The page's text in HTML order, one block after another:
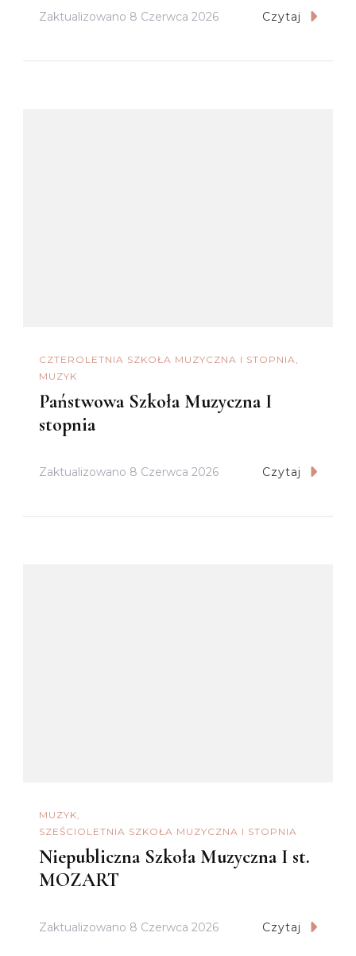
Zaktualizowano 8 Czerwca 2026 Czytaj
CZTEROLETNIA SZKOŁA MUZYCZNA I STOPNIA
MUZYK
Państwowa Szkoła Muzyczna I
stopnia
Zaktualizowano 8 Czerwca 2026 Czytaj
MUZYK
SZEŚCIOLETNIA SZKOŁA MUZYCZNA I STOPNIA
Niepubliczna Szkoła Muzyczna I st.
MOZART
Zaktualizowano 8 Czerwca 2026 Czytaj